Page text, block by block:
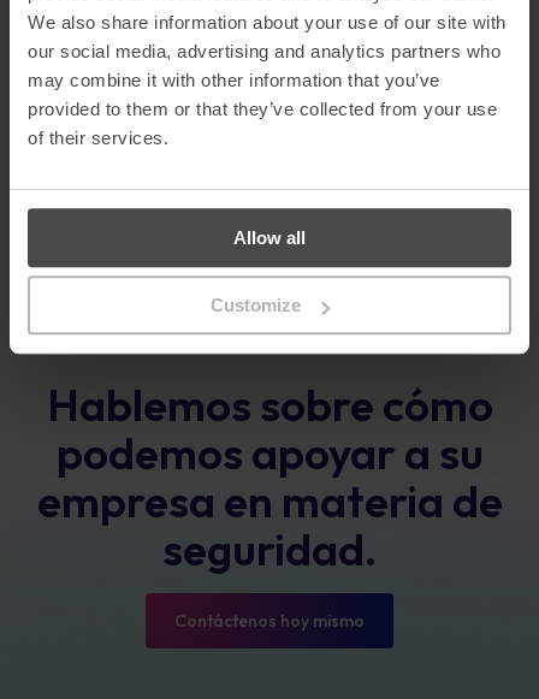
We also share information about your use of our site with
our social media, advertising and analytics partners who
may combine it with other information that you’ve
provided to them or that they’ve collected from your use
of their services.
Allow all
Customize
Oficina de los Países Bajos
Junglemap Beneulux BV - Molendijk 1A, 4241 XK Arkel, Países Bajos
Tel.: +31 20 237 6519
Oficina norteamericana
Hablemos sobre cómo
podemos apoyar a su
empresa en materia de
seguridad.
Contáctenos hoy mismo